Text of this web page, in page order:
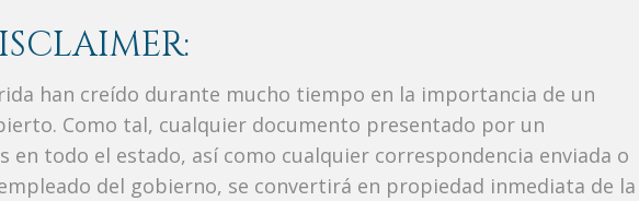
han creído durante mucho tiempo en la importancia de un
Como tal, cualquier documento presentado por un
en todo el estado, así como cualquier correspondencia enviada o
del gobierno, se convertirá en propiedad inmediata de la